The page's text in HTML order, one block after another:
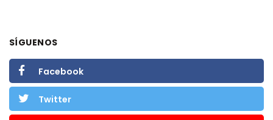
SÍGUENOS
Facebook
Twitter